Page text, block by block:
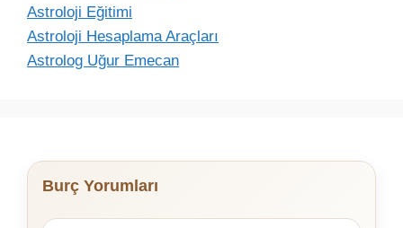
Astroloji Eğitimi
Astroloji Hesaplama Araçları
Astrolog Uğur Emecan
Burç Yorumları